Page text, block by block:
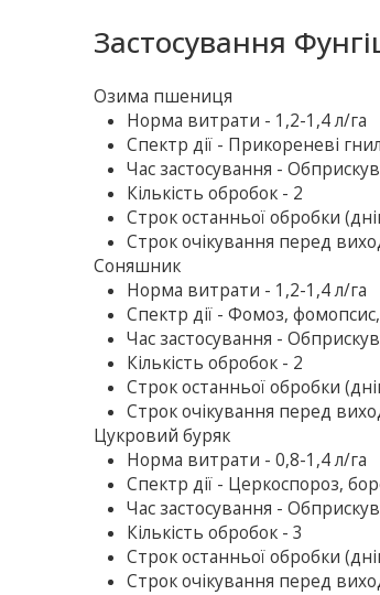
Застосування
Озима пшениця
Норма витрати - 1,2-1,4 л/га
Спектр дії - Прикореневі
Час застосування -
Кількість обробок - 2
Строк останньої обробки
Строк очікування перед
Соняшник
Норма витрати - 1,2-1,4 л/га
Спектр дії - Фомоз,
Час застосування -
Кількість обробок - 2
Строк останньої обробки
Строк очікування перед
Цукровий буряк
Норма витрати - 0,8-1,4 л/га
Спектр дії - Церкоспороз,
Час застосування -
Кількість обробок - 3
Строк останньої обробки
Строк очікування перед